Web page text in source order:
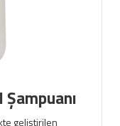
geliştirilen